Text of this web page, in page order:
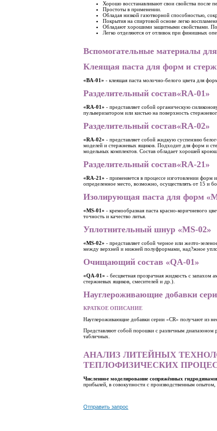
Хорошо восстанавливают свои свойства после
Простоты в применении.
Обладая низкой газотворной способностью,
Покрытия на спиртовой основе легко
Обладают хорошими защитными свойствами.
Легко отделяются от отливок при финишных
Вспомогательные материалы для
Клеящая паста для форм и
«BA-01» - клеящая паста молочно-белого цвета для
Разделительный состав«RA-01»
«RA-01» - представляет собой органическую
пульверизатором или кистью на поверхность
Разделительный состав«RA-02»
«RA-02» - представляет собой жидкую суспензию
моделей и стержневых ящиков. Подходит для форм и
модельных комплектов. Состав обладает хорошей
Разделительный состав«RA-21»
«RA-21» - применяется в процессе изготовлении форм
определенное место, возможно, осуществлять от 15 и
Изолирующая паста для форм
«MS-01» - кремообразная паста красно-коричневого
точность и качество литья.
Уплотнительный шнур «MS-02»
«MS-02» - представляет собой черное или желто-
между верхней и нижней полуфрормами, над?жное
Очищающий состав «QA-01»
«QA-01» - бесцветная прозрачная жидкость с запахом
стержневых ящиков, смесителей и др.).
Науглероживающие добавки
КРАТКОЕ ОПИСАНИЕ
Науглероживающие добавки серии «CR» получают из
Представляют собой порошки с различным диапазоном
табличных.
АНАЛИЗ ЛИТЕЙНЫХ
ТЕПЛОФИЗИЧЕСКИХ
Численное моделирование сопряжённых
прибылей, в совокупности с производственным
Отправить запрос